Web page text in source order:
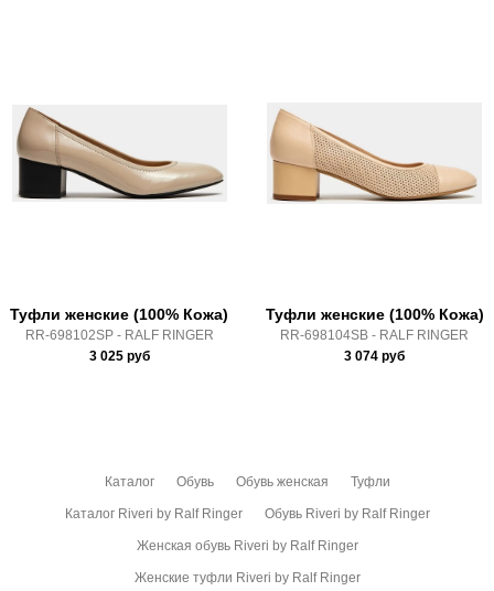
Туфли женские (100% Кожа)
RR-698102SP - RALF RINGER
3 025руб
Туфли женские (100% Кожа)
RR-698104SB - RALF RINGER
3 074 руб
Каталог Обувь Обувь женская Туфли
Каталог Riveri by Ralf Ringer Обувь Riveri by Ralf Ringer
Женская обувь Riveri by Ralf Ringer
Женские туфли Riveri by Ralf Ringer